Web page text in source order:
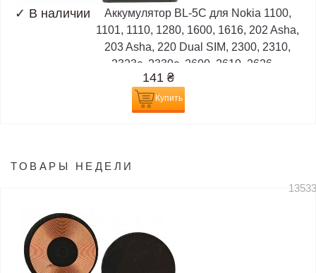
✓ В наличии
Аккумулятор BL-5C для Nokia 1100,
1101, 1110, 1280, 1600, 1616, 202 Asha,
203 Asha, 220 Dual SIM, 2300, 2310,
2323c, 2330c, 2600, 2610, 2626,...
141 ₴
Купить
ТОВАРЫ НЕДЕЛИ